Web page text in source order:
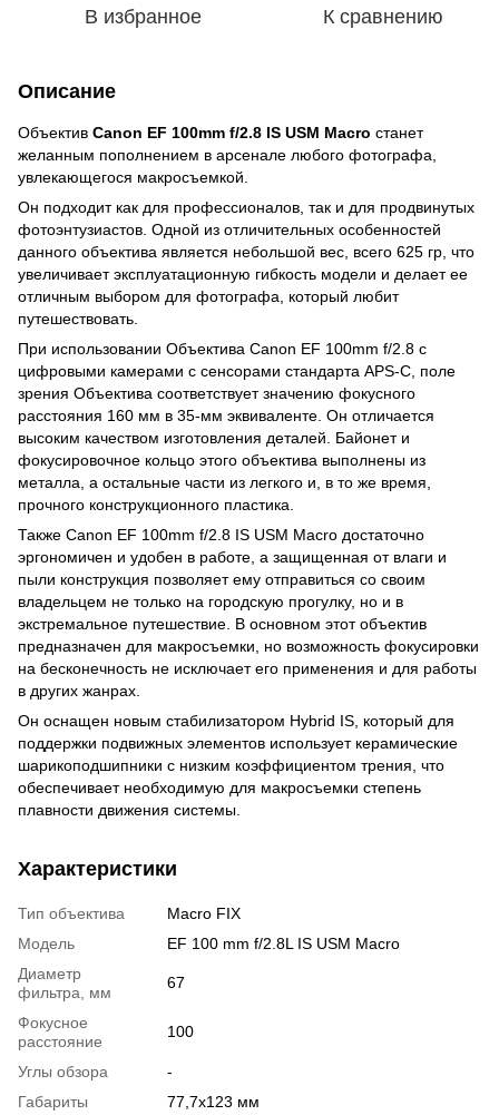
В избранное К сравнению
Описание
Объектив Canon EF 100mm f/2.8 IS USM Macro станет
желанным пополнением в арсенале любого фотографа,
увлекающегося макросъемкой.
Он подходит как для профессионалов, так и для продвинутых
фотоэнтузиастов. Одной из отличительных особенностей
данного объектива является небольшой вес, всего 625 гр, что
увеличивает эксплуатационную гибкость модели и делает ее
отличным выбором для фотографа, который любит
путешествовать.
При использовании Объектива Canon EF 100mm f/2.8 с
цифровыми камерами с сенсорами стандарта APS-C, поле
зрения Объектива соответствует значению фокусного
расстояния 160 мм в 35-мм эквиваленте. Он отличается
высоким качеством изготовления деталей. Байонет и
фокусировочное кольцо этого объектива выполнены из
металла, а остальные части из легкого и, в то же время,
прочного конструкционного пластика.
Также Canon EF 100mm f/2.8 IS USM Macro достаточно
эргономичен и удобен в работе, а защищенная от влаги и
пыли конструкция позволяет ему отправиться со своим
владельцем не только на городскую прогулку, но и в
экстремальное путешествие. В основном этот объектив
предназначен для макросъемки, но возможность фокусировки
на бесконечность не исключает его применения и для работы
в других жанрах.
Он оснащен новым стабилизатором Hybrid IS, который для
поддержки подвижных элементов использует керамические
шарикоподшипники с низким коэффициентом трения, что
обеспечивает необходимую для макросъемки степень
плавности движения системы.
Характеристики
Тип объектива
Macro FIX
Модель
EF 100 mm f/2.8L IS USM Macro
Диаметр
фильтра, мм
67
Фокусное
расстояние
100
Углы обзора
-
Габариты
77,7x123 мм